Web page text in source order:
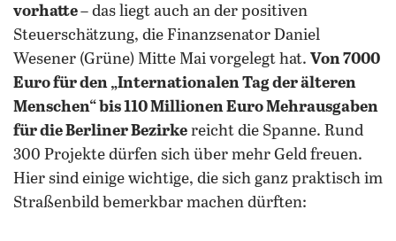
vorhatte– das liegt auch an der positiven
Steuerschätzung, die Finanzsenator Daniel
Wesener (Grüne) Mitte Mai vorgelegt hat. Von 7000
Euro für den „Internationalen Tag der älteren
Menschen“ bis 110 Millionen Euro Mehrausgaben
für die Berliner Bezirke reicht die Spanne. Rund
300 Projekte dürfen sich über mehr Geld freuen.
Hier sind einige wichtige, die sich ganz praktisch im
Straßenbild bemerkbar machen dürften: